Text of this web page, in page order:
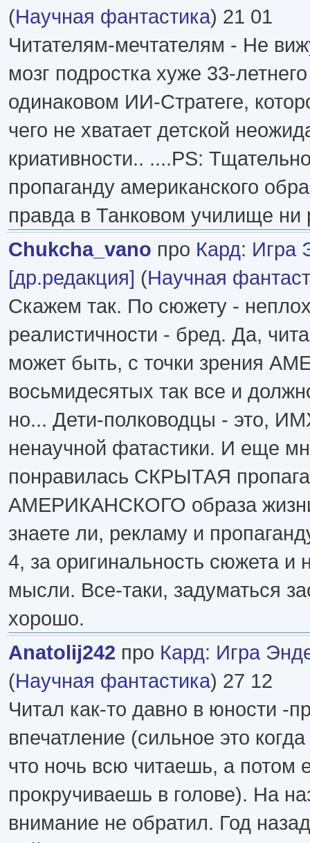
(Научная фантастика) 21 01
Читателям-мечтателям - Не
мозг подростка хуже 33-
одинаковом ИИ-Стратеге,
чего не хватает детской
криативности.. ....PS:
пропаганду американского
правда в Танковом училище ни
Chukcha_vano про Кард: Игра
[др.редакция] (Научная
Скажем так. По сюжету -
реалистичности - бред. Да,
может быть, с точки зрения
восьмидесятых так все и
но... Дети-полководцы - это,
ненаучной фатастики. И еще
понравилась СКРЫТАЯ
АМЕРИКАНСКОГО образа
знаете ли, рекламу и
4, за оригинальность сюжета и
мысли. Все-таки, задуматься
хорошо.
Anatolij242 про Кард: Игра
(Научная фантастика) 27 12
Читал как-то давно в юности -
впечатление (сильное это
что ночь всю читаешь, а потом
прокручиваешь в голове). На
внимание не обратил. Год